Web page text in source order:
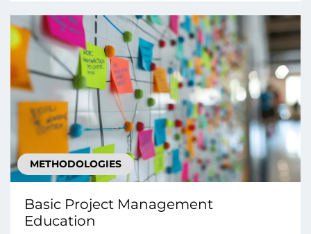
METHODOLOGIES
Basic Project Management
Education